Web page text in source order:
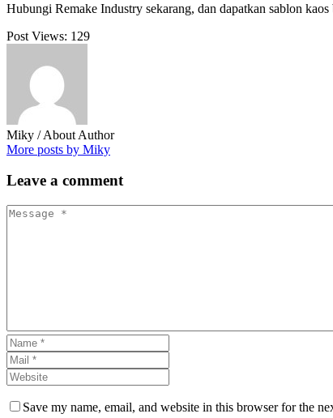
Hubungi Remake Industry sekarang, dan dapatkan sablon
Post Views: 129
Miky / About Author
More posts by Miky
Leave a comment
Save my name, email, and website in this browser for the